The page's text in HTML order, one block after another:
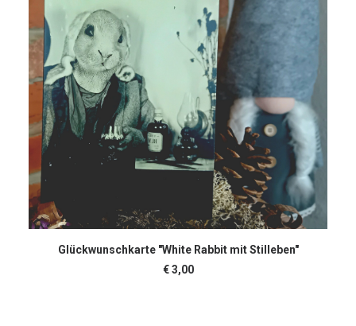
IN DEN WARENKORB
Glückwunschkarte "White Rabbit mit Stilleben"
€3,00